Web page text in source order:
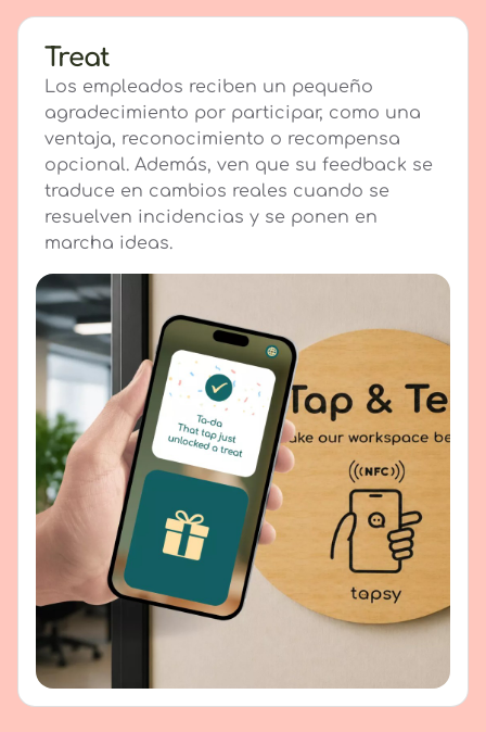
Treat
Los empleados reciben un pequeño
agradecimiento por participar, como una
ventaja, reconocimiento o recompensa
opcional. Además, ven que su feedback se
traduce en cambios reales cuando se
resuelven incidencias y se ponen en
marcha ideas.